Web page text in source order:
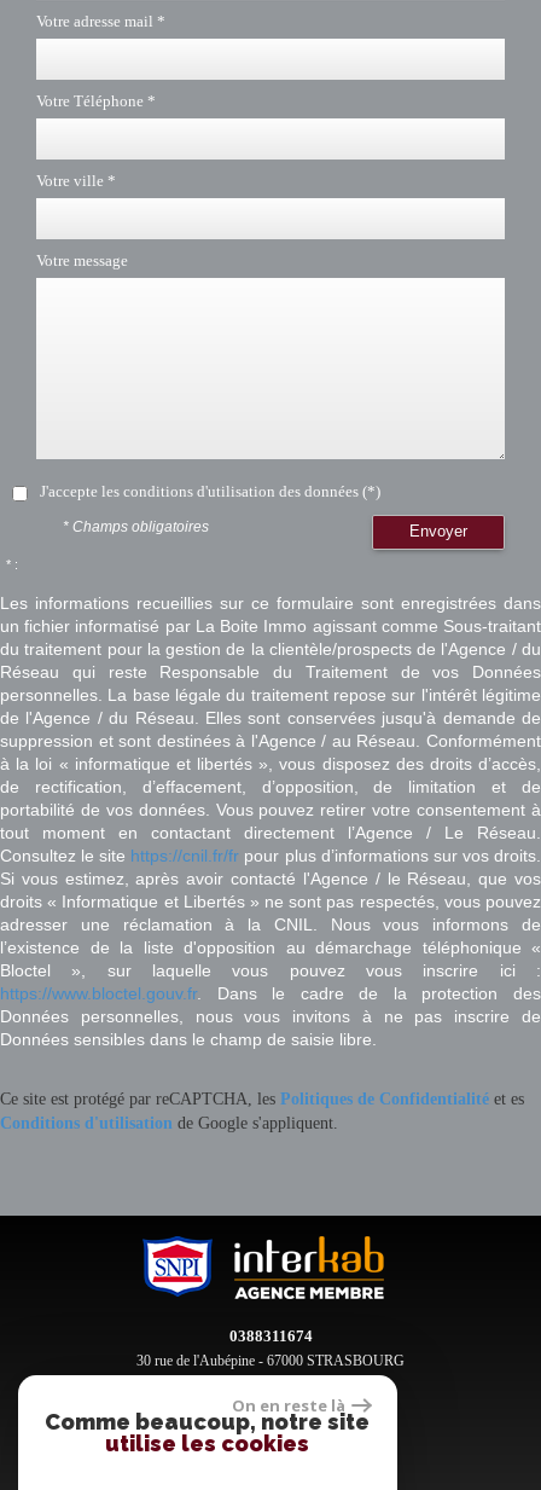
Votre adresse mail *
Votre Téléphone *
Votre ville *
Votre message
J'accepte les conditions d'utilisation des données (*)
Envoyer
* Champs obligatoires
* :
Les informations recueillies sur ce formulaire sont enregistrées dans
un fichier informatisé par La Boite Immo agissant comme Sous-traitant
du traitement pour la gestion de la clientèle/prospects de l'Agence / du
Réseau qui reste Responsable du Traitement de vos Données
personnelles. La base légale du traitement repose sur l'intérêt légitime
de l'Agence / du Réseau. Elles sont conservées jusqu'à demande de
suppression et sont destinées à l'Agence / au Réseau. Conformément
à la loi « informatique et libertés », vous disposez des droits d’accès,
de rectification, d’effacement, d’opposition, de limitation et de
portabilité de vos données. Vous pouvez retirer votre consentement à
tout moment en contactant directement l’Agence / Le Réseau.
Consultez le site https://cnil.fr/fr pour plus d’informations sur vos droits.
Si vous estimez, après avoir contacté l'Agence / le Réseau, que vos
droits « Informatique et Libertés » ne sont pas respectés, vous pouvez
adresser une réclamation à la CNIL. Nous vous informons de
l’existence de la liste d'opposition au démarchage téléphonique «
Bloctel », sur laquelle vous pouvez vous inscrire ici :
https://www.bloctel.gouv.fr. Dans le cadre de la protection des
Données personnelles, nous vous invitons à ne pas inscrire de
Données sensibles dans le champ de saisie libre.
Ce site est protégé par reCAPTCHA, les Politiques de Confidentialité et es
Conditions d'utilisation de Google s'appliquent.
0388311674
30 rue de l'Aubépine - 67000 STRASBOURG
Espace propriétaires
On en reste là
Comme beaucoup, notre site
utilise les cookies